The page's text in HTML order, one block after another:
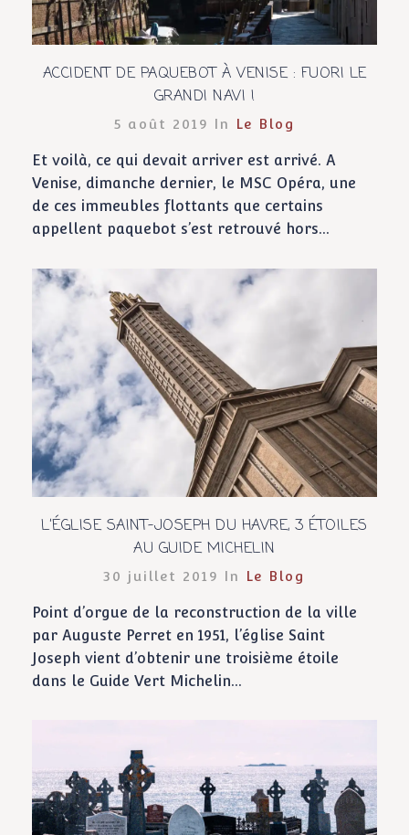
ACCIDENT DE PAQUEBOT À VENISE : FUORI LE
GRANDI NAVI !
5 août 2019 In Le Blog
Et voilà, ce qui devait arriver est arrivé. A
Venise, dimanche dernier, le MSC Opéra, une
de ces immeubles flottants que certains
appellent paquebot s’est retrouvé hors...
L’ÉGLISE SAINT-JOSEPH DU HAVRE, 3 ÉTOILES
AU GUIDE MICHELIN
30 juillet 2019 In Le Blog
Point d’orgue de la reconstruction de la ville
par Auguste Perret en 1951, l’église Saint
Joseph vient d’obtenir une troisième étoile
dans le Guide Vert Michelin...